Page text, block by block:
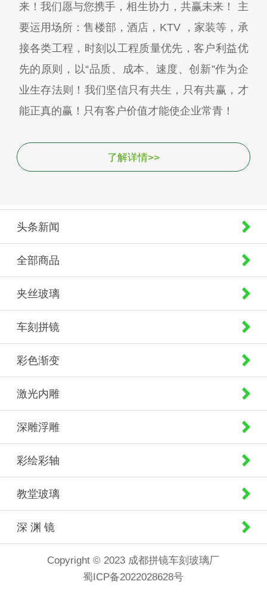
来！我们愿与您携手，相生协力，共赢未来！ 主
要运用场所：售楼部，酒店，KTV ，家装等，承
接各类工程，时刻以工程质量优先，客户利益优
先的原则，以“品质、成本、速度、创新”作为企
业生存法则！我们坚信只有共生，只有共赢，才
能正真的赢！只有客户价值才能使企业常青！
了解详情>>
头条新闻
全部商品
夹丝玻璃
车刻拼镜
彩色渐变
激光内雕
深雕浮雕
彩绘彩轴
教堂玻璃
深 渊 镜
Copyright © 2023 成都拼镜车刻玻璃厂
蜀ICP备2022028628号